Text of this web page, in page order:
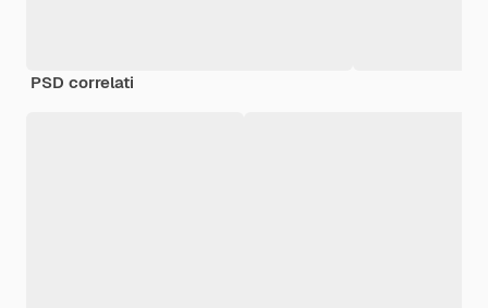
PSD correlati